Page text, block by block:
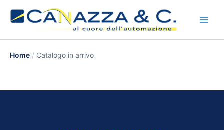
Home Catalogo in arrivo